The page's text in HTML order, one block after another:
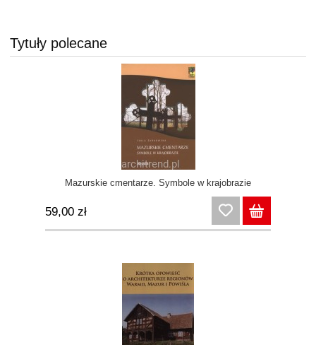
Tytuły polecane
Mazurskie cmentarze. Symbole w krajobrazie
59,00 zł